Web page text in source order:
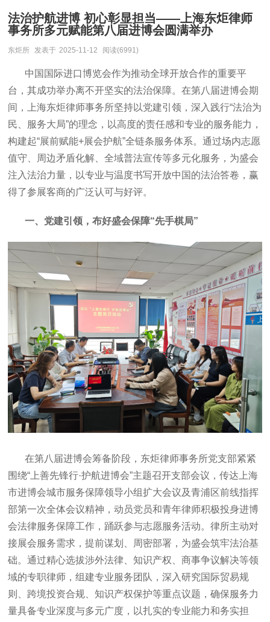
法治护航进博 初心彰显担当——上海东炬律师
事务所多元赋能第八届进博会圆满举办
东炬所 发表于 2025-11-12 阅读(6991)
中国国际进口博览会作为推动全球开放合作的重要平
台，其成功举办离不开坚实的法治保障。在第八届进博会期
间，上海东炬律师事务所坚持以党建引领，深入践行“法治为
民、服务大局”的理念，以高度的责任感和专业的服务能力，
构建起“展前赋能+展会护航”全链条服务体系。通过场内志愿
值守、周边矛盾化解、全域普法宣传等多元化服务，为盛会
注入法治力量，以专业与温度书写开放中国的法治答卷，赢
得了参展客商的广泛认可与好评。
一、党建引领，布好盛会保障“先手棋局”
在第八届进博会筹备阶段，东炬律师事务所党支部紧紧
围绕“上善先锋行·护航进博会”主题召开支部会议，传达上海
市进博会城市服务保障领导小组扩大会议及青浦区前线指挥
部第一次全体会议精神，动员党员和青年律师积极投身进博
会法律服务保障工作，踊跃参与志愿服务活动。律所主动对
接展会服务需求，提前谋划、周密部署，为盛会筑牢法治基
础。通过精心选拔涉外法律、知识产权、商事争议解决等领
域的专职律师，组建专业服务团队，深入研究国际贸易规
则、跨境投资合规、知识产权保护等重点议题，确保服务力
量具备专业深度与多元广度，以扎实的专业能力和务实担